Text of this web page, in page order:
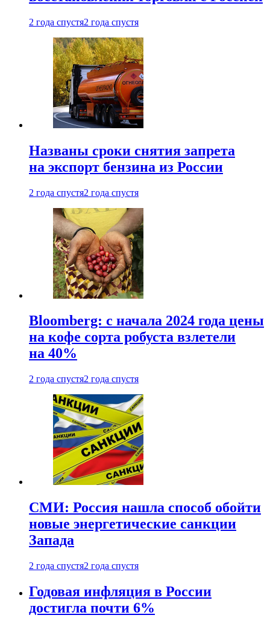
2 года спустя2 года спустя
Названы сроки снятия запрета
на экспорт бензина из России
2 года спустя2 года спустя
Bloomberg: с начала 2024 года цены
на кофе сорта робуста взлетели
на 40%
2 года спустя2 года спустя
СМИ: Россия нашла способ обойти
новые энергетические санкции
Запада
2 года спустя2 года спустя
Годовая инфляция в России
достигла почти 6%